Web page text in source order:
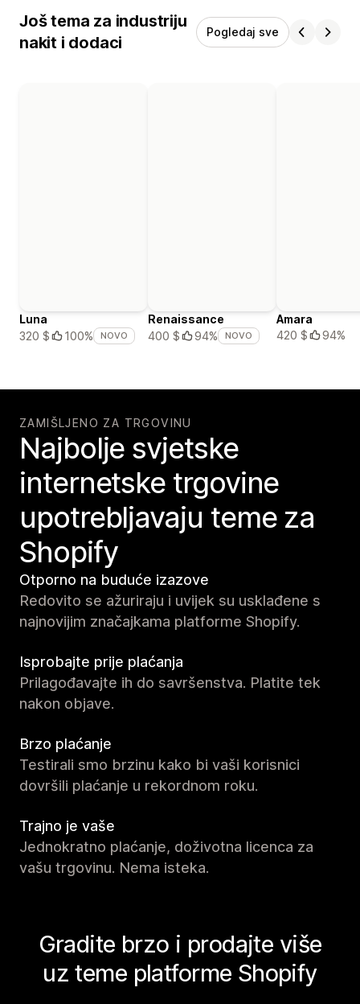
Još tema za industriju
nakit i dodaci
Pogledaj sve
Luna
320 $
100% NOVO
Renaissance
400 $
94% NOVO
Amara
420 $
94%
ZAMIŠLJENO ZA TRGOVINU
Najbolje svjetske
internetske trgovine
upotrebljavaju teme za
Shopify
Otporno na buduće izazove
Redovito se ažuriraju i uvijek su usklađene s
najnovijim značajkama platforme Shopify.
Isprobajte prije plaćanja
Prilagođavajte ih do savršenstva. Platite tek
nakon objave.
Brzo plaćanje
Testirali smo brzinu kako bi vaši korisnici
dovršili plaćanje u rekordnom roku.
Trajno je vaše
Jednokratno plaćanje, doživotna licenca za
vašu trgovinu. Nema isteka.
Gradite brzo i prodajte više
uz teme platforme Shopify